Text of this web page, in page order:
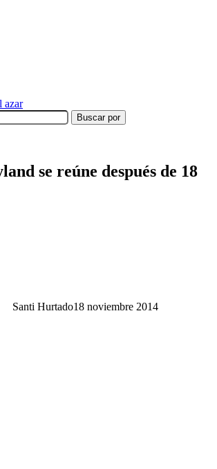
azar
Buscar por
se reúne después de 18
Santi Hurtado18 noviembre 2014